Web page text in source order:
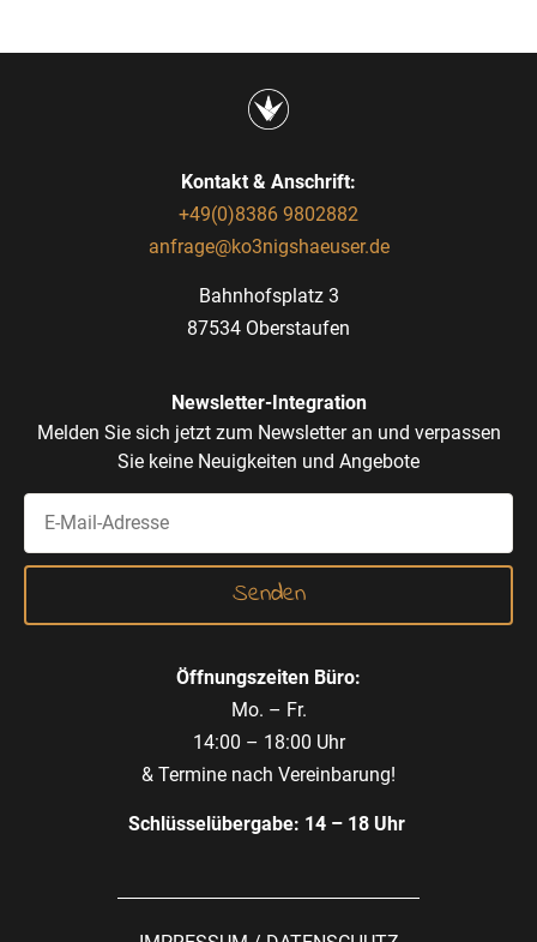
Kontakt & Anschrift:
+49(0)8386 9802882
anfrage@ko3nigshaeuser.de
Bahnhofsplatz 3
87534 Oberstaufen
Newsletter-Integration
Melden Sie sich jetzt zum Newsletter an und verpassen
Sie keine Neuigkeiten und Angebote
Öffnungszeiten Büro:
Mo. – Fr.
14:00 – 18:00 Uhr
& Termine nach Vereinbarung!
Schlüsselübergabe: 14 – 18 Uhr